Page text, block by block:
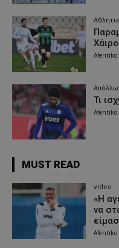
Χάιρο
Afentiko
Τι
Afentiko
MUST READ
video
«Η
να
Afentiko